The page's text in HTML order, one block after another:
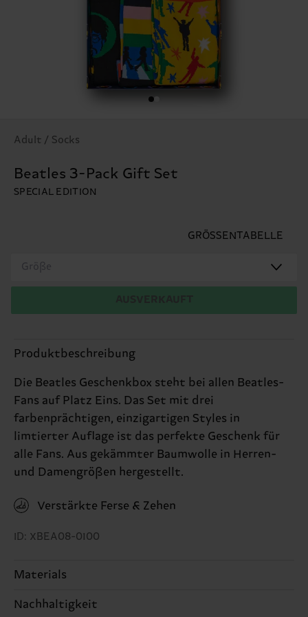
Adult / Socks
Beatles 3-Pack Gift Set
SPECIAL EDITION
GRÖSSENTABELLE
Größe
Produktbeschreibung
Die Beatles Geschenkbox steht bei allen Beatles-
Fans auf Platz Eins. Das Set mit drei
farbenprächtigen, einzigartigen Styles in
limtierter Auflage ist das perfekte Geschenk für
alle Fans. Aus gekämmter Baumwolle in Herren-
und Damengrößen hergestellt.
Verstärkte Ferse & Zehen
ID: XBEA08-0100
Materials
ARTIKEL 1:86% Cotton, 12% Polyamide, 2%
Nachhaltigkeit